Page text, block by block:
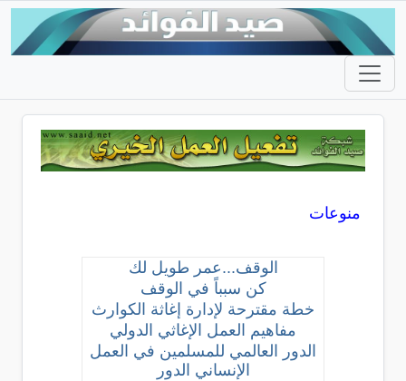
منوعات
الوقف...عمر طويل لك
كن سبباً في الوقف
خطة مقترحة لإدارة إغاثة الكوارث
مفاهيم العمل الإغاثي الدولي
الدور العالمي للمسلمين في العمل
الإنساني الدور